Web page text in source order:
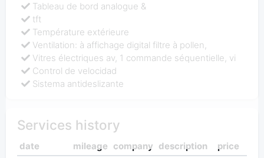
Tableau de bord analogue &
tft
Température extérieure
Ventilation: à affichage digital filtre à pollen,
Vitres électriques av, 1 commande séquentielle, vi
Control de velocidad
Sistema antideslizante
Services history
date mileage company description
price